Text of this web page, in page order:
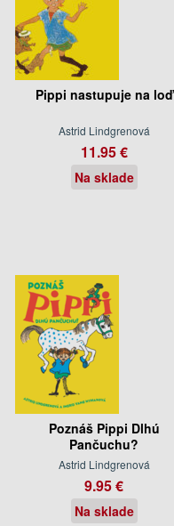
Pippi nastupuje na loď
Astrid Lindgrenová
11.95 €
Na sklade
Poznáš Pippi Dlhú
Pančuchu?
Astrid Lindgrenová
9.95 €
Na sklade